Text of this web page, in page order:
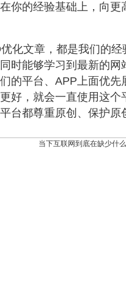
你的经验基础上，向
化文章，都是我们的
时能够学习到最新的 网
的平台、APP上面优
好，就会一直使用这
台都尊重原创、保护原